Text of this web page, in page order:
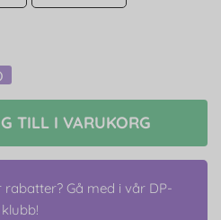
)
TILL I VARUKORG
Gå med i vår DP-
klubb!